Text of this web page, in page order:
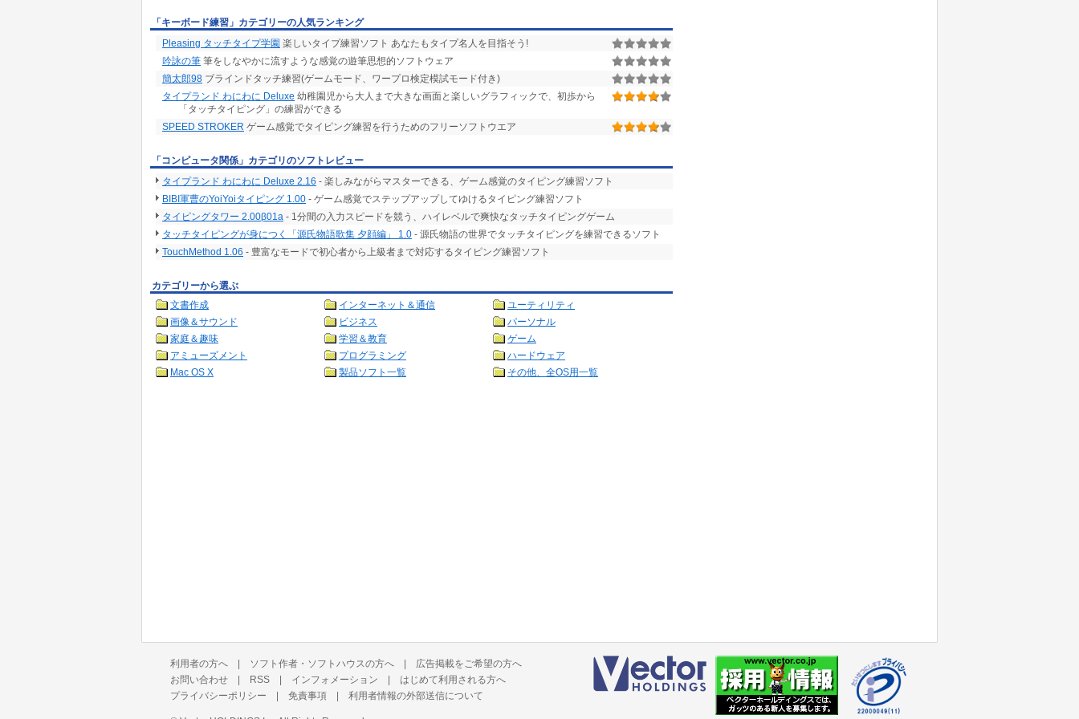
「キーボード練習」カテゴリーの人気ランキング
Pleasing タッチタイプ学園 楽しいタイプ練習ソフト あなたもタイプ名人を目指そう!
吟詠の筆 筆をしなやかに流すような感覚の遊筆思想的ソフトウェア
簡太郎98 ブラインドタッチ練習(ゲームモード、ワープロ検定模試モード付き)
タイプランド わにわに Deluxe 幼稚園児から大人まで大きな画面と楽しいグラフィックで、初歩から
「タッチタイピング」の練習ができる
SPEED STROKER ゲーム感覚でタイピング練習を行うためのフリーソフトウエア
「コンピュータ関係」カテゴリのソフトレビュー
タイプランド わにわに Deluxe 2.16 - 楽しみながらマスターできる、ゲーム感覚のタイピング練習ソフト
BIBI軍曹のYoiYoiタイピング 1.00 - ゲーム感覚でステップアップしてゆけるタイピング練習ソフト
タイピングタワー 2.00β01a - 1分間の入力スピードを競う、ハイレベルで爽快なタッチタイピングゲーム
タッチタイピングが身につく「源氏物語歌集 夕顔編」 1.0 - 源氏物語の世界でタッチタイピングを練習できるソフト
TouchMethod 1.06 - 豊富なモードで初心者から上級者まで対応するタイピング練習ソフト
カテゴリーから選ぶ
文書作成
インターネット＆通信
ユーティリティ
画像＆サウンド
ビジネス
パーソナル
家庭＆趣味
学習＆教育
ゲーム
アミューズメント
プログラミング
ハードウェア
Mac OS X
製品ソフト一覧 その他、全OS用一覧
利用者の方へ | ソフト作者・ソフトハウスの方へ | 広告掲載をご希望の方へ
お問い合わせ | RSS | インフォメーション | はじめて利用される方へ
プライバシーポリシー | 免責事項 | 利用者情報の外部送信について